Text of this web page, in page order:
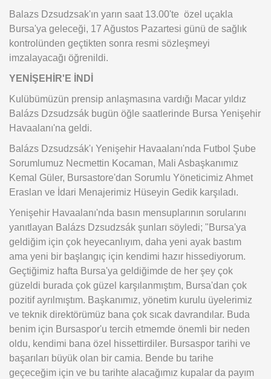
Balazs Dzsudzsak'ın yarın saat 13.00'te özel uçakla
Bursa'ya geleceği, 17 Ağustos Pazartesi günü de sağlık
kontrolünden geçtikten sonra resmi sözleşmeyi
imzalayacağı öğrenildi.
YENİŞEHİR'E İNDİ
Kulübümüzün prensip anlaşmasına vardığı Macar yıldız
Balázs Dzsudzsák bugün öğle saatlerinde Bursa Yenişehir
Havaalanı'na geldi.
Balázs Dzsudzsák'ı Yenişehir Havaalanı'nda Futbol Şube
Sorumlumuz Necmettin Kocaman, Mali Asbaşkanımız
Kemal Güler, Bursastore'dan Sorumlu Yöneticimiz Ahmet
Eraslan ve İdari Menajerimiz Hüseyin Gedik karşıladı.
Yenişehir Havaalanı'nda basın mensuplarının sorularını
yanıtlayan Balázs Dzsudzsák şunları söyledi; "Bursa'ya
geldiğim için çok heyecanlıyım, daha yeni ayak bastım
ama yeni bir başlangıç için kendimi hazır hissediyorum.
Geçtiğimiz hafta Bursa'ya geldiğimde de her şey çok
güzeldi burada çok güzel karşılanmıştım, Bursa'dan çok
pozitif ayrılmıştım. Başkanımız, yönetim kurulu üyelerimiz
ve teknik direktörümüz bana çok sıcak davrandılar. Buda
benim için Bursaspor'u tercih etmemde önemli bir neden
oldu, kendimi bana özel hissettirdiler. Bursaspor tarihi ve
başarıları büyük olan bir camia. Bende bu tarihe
geçeceğim için ve bu tarihte alacağımız kupalar da payım